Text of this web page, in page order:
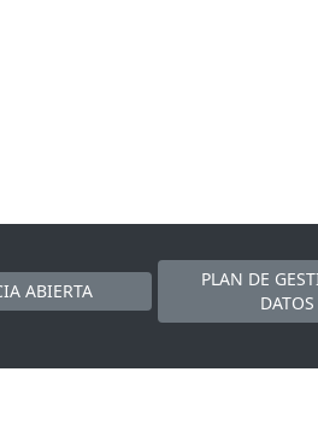
ABIERTA
PLAN DE
DATOS